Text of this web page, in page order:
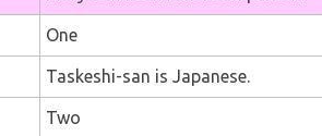
One
Taskeshi-san is Japanese.
Two